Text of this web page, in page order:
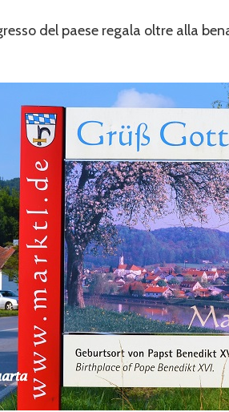
del paese regala oltre alla